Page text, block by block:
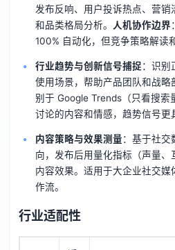
发布反响、用户投诉热点、营销
和品类格局分析。 人机协作边界
100% 自动化，但竞争策略解读
行业趋势与创新信号捕捉：识别
使用场景，帮助产品团队和战略
别于 Google Trends（只看搜
讨论的内容和情感，趋势信号更
内容策略与效果测量：基于社交
向，发布后用量化指标（声量
内容效果。适用于大企业社交
作流。
行业适配性